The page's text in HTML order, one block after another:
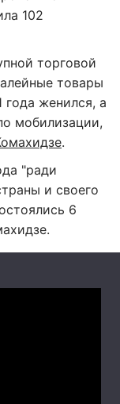
102
торговой
товары
женился, а
мобилизации,
.
"ради
и своего
6